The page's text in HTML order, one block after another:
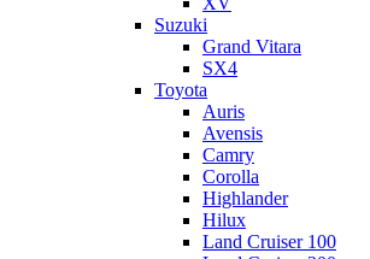
Suzuki
Grand Vitara
SX4
Toyota
Auris
Avensis
Camry
Corolla
Highlander
Hilux
Land Cruiser 100